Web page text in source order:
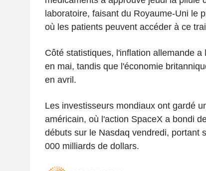
laboratoire, faisant du Royaume-Uni le
où les patients peuvent accéder à ce
Côté statistiques, l'inflation allemande
en mai, tandis que l'économie
en avril.
Les investisseurs mondiaux ont gardé
américain, où l'action SpaceX a bondi
débuts sur le Nasdaq vendredi, portant
000 milliards de dollars.